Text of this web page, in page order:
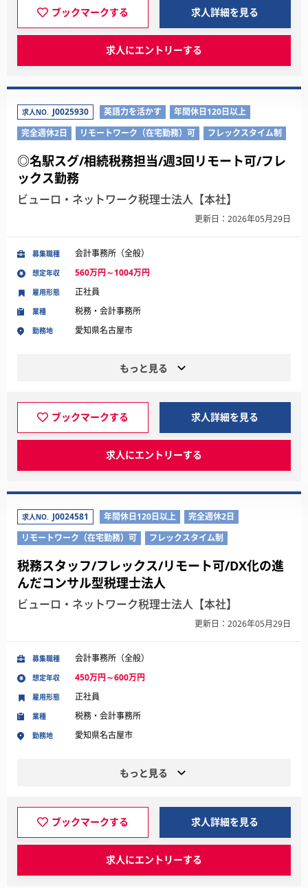
ブックマークする 求人詳細を見る
求人にエントリーする
求人NO. J0025930 英語力を活かす
年間休日120日以上
完全週休2日
リモートワーク（在宅勤務）可 フレックスタイム制
◎名駅スグ/相続税務担当/週3回リモート可/フレ
ックス勤務
ビューロ・ネットワーク税理士法人【本社】
更新日：2026年05月29日
募集職種 会計事務所（全般）
想定年収 560万円～1004万円
業種 税務・会計事務所
勤務地 愛知県名古屋市
雇用形態 正社員
もっと見る
ブックマークする 求人詳細を見る
求人にエントリーする
求人NO. J0024581 年間休日120日以上
完全週休2日
リモートワーク（在宅勤務）可
フレックスタイム制
税務スタッフ/フレックス/リモート可/DX化の進
んだコンサル型税理士法人
ビューロ・ネットワーク税理士法人【本社】
更新日：2026年05月29日
募集職種 会計事務所（全般）
想定年収 450万円～600万円
業種 税務・会計事務所
勤務地 愛知県名古屋市
雇用形態 正社員
もっと見る
ブックマークする 求人詳細を見る
求人にエントリーする